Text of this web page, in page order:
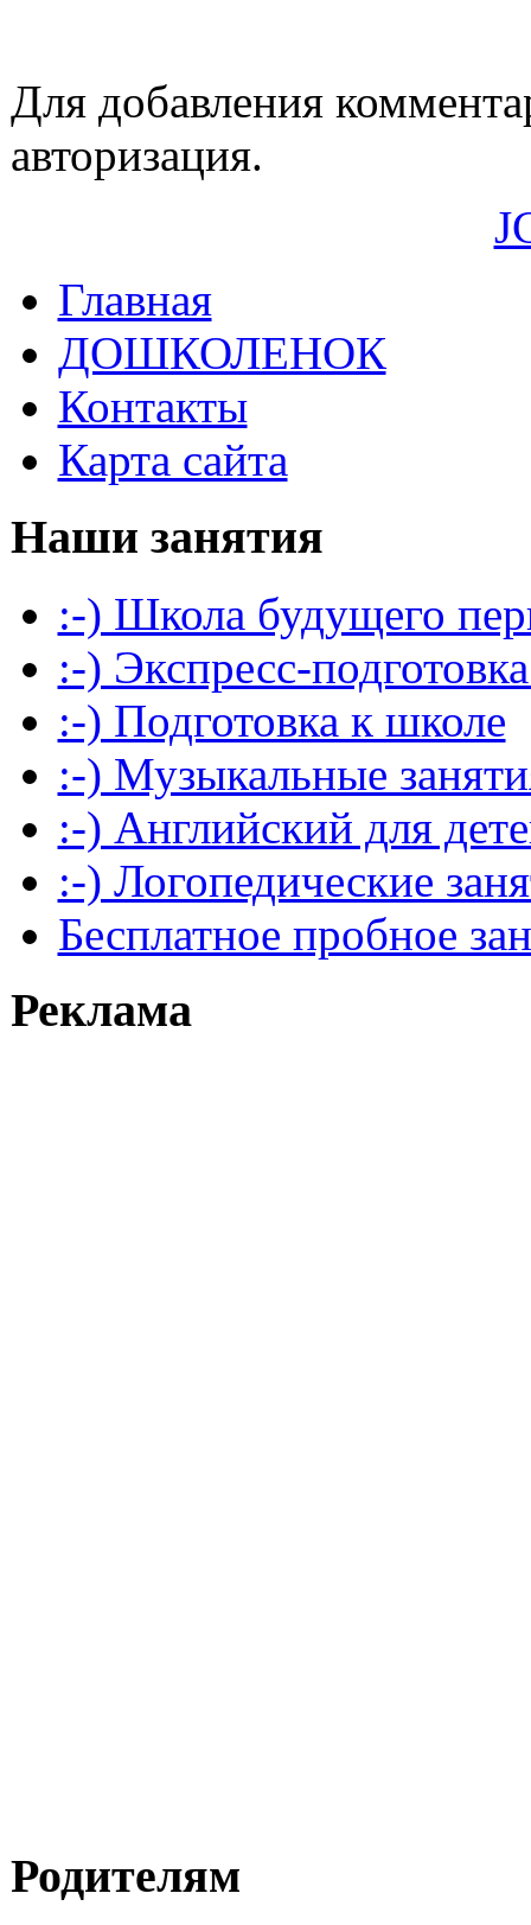
Для добавления
авторизация.
Главная
ДОШКОЛЕНОК
Контакты
Карта сайта
Наши занятия
:-) Школа будущего
:-) Экспресс-
:-) Подготовка к школе
:-) Музыкальные
:-) Английский для
:-) Логопедические
Бесплатное пробное
Реклама
Родителям